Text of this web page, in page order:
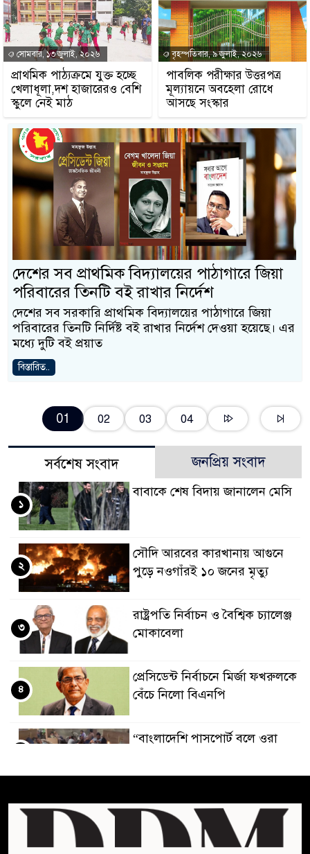
সোমবার, ১৩ জুলাই, ২০২৬
প্রাথমিক পাঠ্যক্রমে যুক্ত হচ্ছে
খেলাধূলা,দশ হাজারেরও বেশি
স্কুলে নেই মাঠ
বৃহস্পতিবার, ৯ জুলাই, ২০২৬
পাবলিক পরীক্ষার উত্তরপত্র
মূল্যায়নে অবহেলা রোধে
আসছে সংস্কার
দেশের সব প্রাথমিক বিদ্যালয়ের পাঠাগারে জিয়া
পরিবারের তিনটি বই রাখার নির্দেশ
দেশের সব সরকারি প্রাথমিক বিদ্যালয়ের পাঠাগারে জিয়া
পরিবারের তিনটি নির্দিষ্ট বই রাখার নির্দেশ দেওয়া হয়েছে। এর
মধ্যে দুটি বই প্রয়াত
বিস্তারিত..
01 02 03 04
সর্বশেষ সংবাদ জনপ্রিয় সংবাদ
বাবাকে শেষ বিদায় জানালেন মেসি
১
সৌদি আরবের কারখানায় আগুনে
পুড়ে নওগাঁরই ১০ জনের মৃত্যু
২
রাষ্ট্রপতি নির্বাচন ও বৈশ্বিক চ্যালেঞ্জ
মোকাবেলা
৩
প্রেসিডেন্ট নির্বাচনে মির্জা ফখরুলকে
বেঁচে নিলো বিএনপি
৪
“বাংলাদেশি পাসপোর্ট বলে ওরা
রাষ্ট্রপতি নির্বাচনে ১১ দলীয় ঐক্যের
প্রার্থী অলি আহমদ
৬